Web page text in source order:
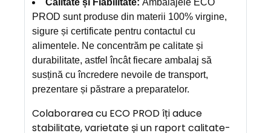
Calitate și Fiabilitate: Ambalajele ECO
PROD sunt produse din materii 100% virgine,
sigure și certificate pentru contactul cu
alimentele. Ne concentrăm pe calitate și
durabilitate, astfel încât fiecare ambalaj să
susțină cu încredere nevoile de transport,
prezentare și păstrare a preparatelor.
Colaborarea cu ECO PROD îți aduce
stabilitate, varietate și un raport calitate-